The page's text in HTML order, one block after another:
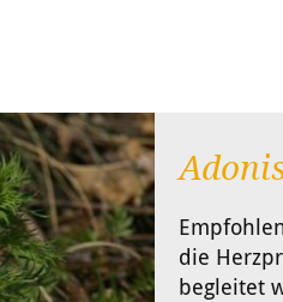
die
begleitet